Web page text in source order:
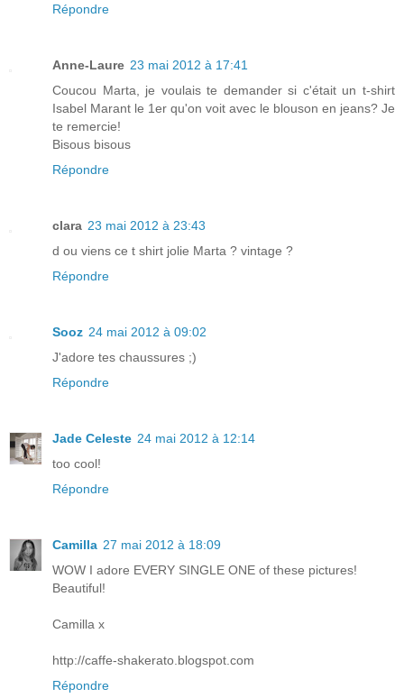
Répondre
Anne-Laure 23 mai 2012 à 17:41
Coucou Marta, je voulais te demander si c'était un t-shirt
Isabel Marant le 1er qu'on voit avec le blouson en jeans? Je
te remercie!
Bisous bisous
Répondre
clara 23 mai 2012 à 23:43
d ou viens ce t shirt jolie Marta ? vintage ?
Répondre
Sooz 24 mai 2012 à 09:02
J'adore tes chaussures ;)
Répondre
Jade Celeste 24 mai 2012 à 12:14
too cool!
Répondre
Camilla 27 mai 2012 à 18:09
WOW I adore EVERY SINGLE ONE of these pictures!
Beautiful!
Camilla x
http://caffe-shakerato.blogspot.com
Répondre